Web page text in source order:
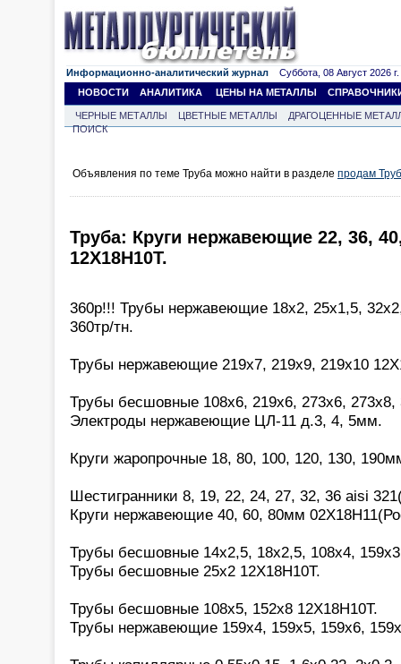
Информационно-аналитический журнал Суббота, 08 Август 2026 г.
НОВОСТИ
АНАЛИТИКА ЦЕНЫ НА МЕТАЛЛЫ
ЧЕРНЫЕ МЕТАЛЛЫ ЦВЕТНЫЕ МЕТАЛЛЫ
ДРАГОЦЕННЫЕ
ПОИСК
Объявления по теме Труба можно найти в разделе продам
Труба: Круги нержавеющие 22, 36,
12Х18Н10Т.
360р!!! Трубы нержавеющие 18х2, 25х1,5,
360тр/тн.
Трубы нержавеющие 219х7, 219х9, 219х10
Трубы бесшовные 108х6, 219х6, 273х6, 273х8,
Электроды нержавеющие ЦЛ-11 д.3, 4, 5мм.
Круги жаропрочные 18, 80, 100, 120, 130,
Шестигранники 8, 19, 22, 24, 27, 32, 36 aisi
Круги нержавеющие 40, 60, 80мм
Трубы бесшовные 14х2,5, 18х2,5, 108х4,
Трубы бесшовные 25х2 12Х18Н10Т.
Трубы бесшовные 108х5, 152х8 12Х18Н10Т.
Трубы нержавеющие 159х4, 159х5, 159х6,